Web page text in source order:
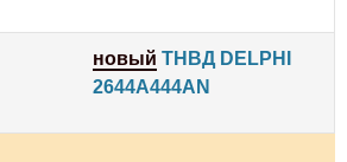
новый ТНВД DELPHI
2644A444AN